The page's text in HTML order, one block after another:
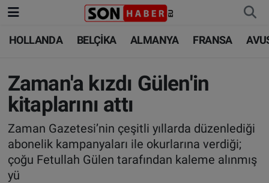
HOLLANDA BELÇİKA ALMANYA FRANSA
Zaman'a kızdı Gülen'in
kitaplarını attı
Zaman Gazetesi’nin çeşitli yıllarda düzenlediği
abonelik kampanyaları ile okurlarına verdiği;
çoğu Fetullah Gülen tarafından kaleme alınmış
yü
HOLLANDA
BELÇİKA
ALMANYA
FRANSA
HOLLANDA
BELÇİKA
ALMANYA
TÜRKİYE
Nöbetçi Eczaneler
Hava Durumu
Trafik Durumu
Süper Lig Puan Durumu ve Fikstür